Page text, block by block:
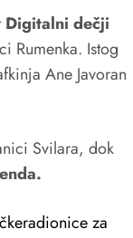
Digitalni dečji
Rumenka. Istog
Ane Javoran
Svilara, dok
za